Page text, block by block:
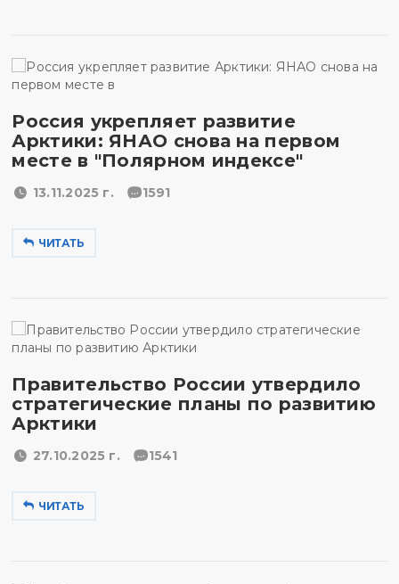
Россия укрепляет развитие
Арктики: ЯНАО снова на первом
месте в "Полярном индексе"
13.11.2025 г. 1591
ЧИТАТЬ
Правительство России утвердило
стратегические планы по развитию
Арктики
27.10.2025 г. 1541
ЧИТАТЬ